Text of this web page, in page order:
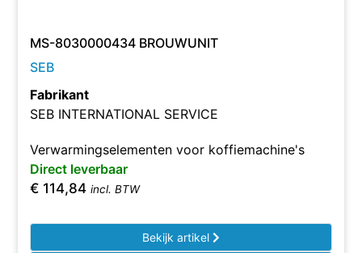
MS-8030000434 BROUWUNIT
SEB
Fabrikant
SEB INTERNATIONAL SERVICE
Verwarmingselementen voor koffiemachine's
Direct leverbaar
€ 114,84 incl. BTW
Bekijk artikel